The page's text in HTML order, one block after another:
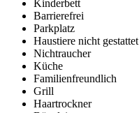
Kinderbett
Barrierefrei
Parkplatz
Haustiere nicht gestattet
Nichtraucher
Küche
Familienfreundlich
Grill
Haartrockner